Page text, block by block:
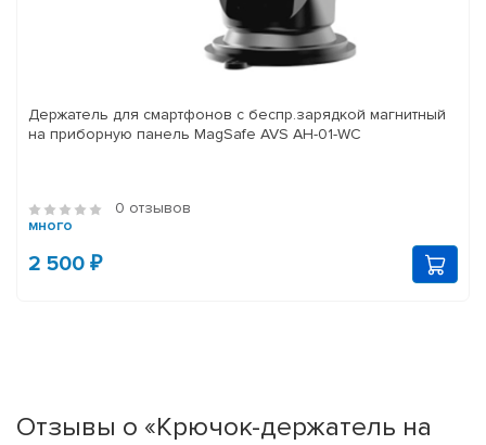
Держатель для смартфонов с беспр.зарядкой магнитный
на приборную панель MagSafe AVS AH-01-WC
0 отзывов
много
2 500 ₽
Отзывы о «Крючок-держатель на